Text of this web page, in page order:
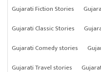
Gujarati Fiction Stories
Gujarati Classic Stories
Gujarati Comedy stories
Gujarati Travel stories